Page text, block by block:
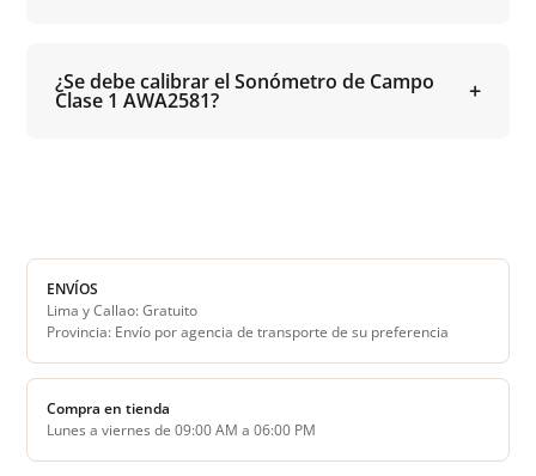
¿Se debe calibrar el Sonómetro de Campo
Clase 1 AWA2581?
ENVÍOS
Lima y Callao: Gratuito
Provincia: Envío por agencia de transporte de su preferencia
Compra en tienda
Lunes a viernes de 09:00 AM a 06:00 PM